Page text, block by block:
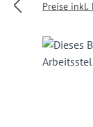
Preise inkl.